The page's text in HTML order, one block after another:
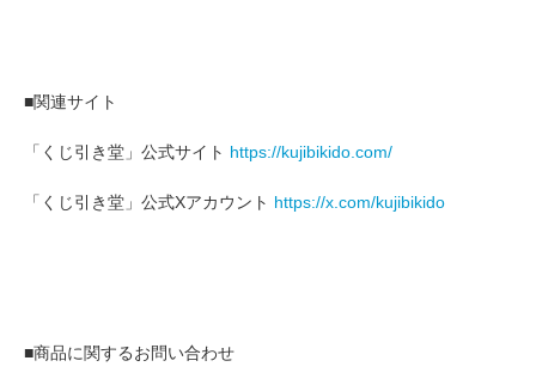
■関連サイト
「くじ引き堂」公式サイト https://kujibikido.com/
「くじ引き堂」公式Xアカウント https://x.com/kujibikido
■商品に関するお問い合わせ